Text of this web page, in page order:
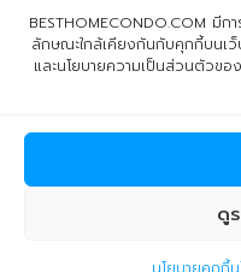
BESTHOMECONDO.COM มีก
ลักษณะใกล้เคียงกันกับคุกกี้บนเว็
และนโยบายความเป็นส่วนตัวข
ดู
© Copyright 2024